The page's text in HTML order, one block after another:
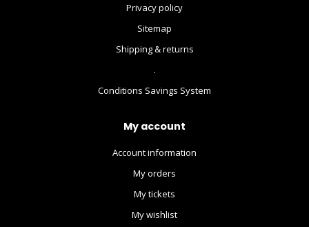
Privacy policy
Sitemap
Shipping & returns
.
Conditions Savings System
My account
Account information
My orders
My tickets
My wishlist